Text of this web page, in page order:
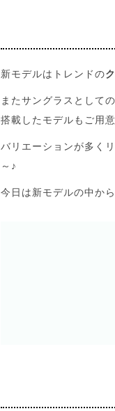
新モデルはトレンドの
またサングラスとして
搭載したモデルもご用
バリエーションが多く
～♪
今日は新モデルの中か